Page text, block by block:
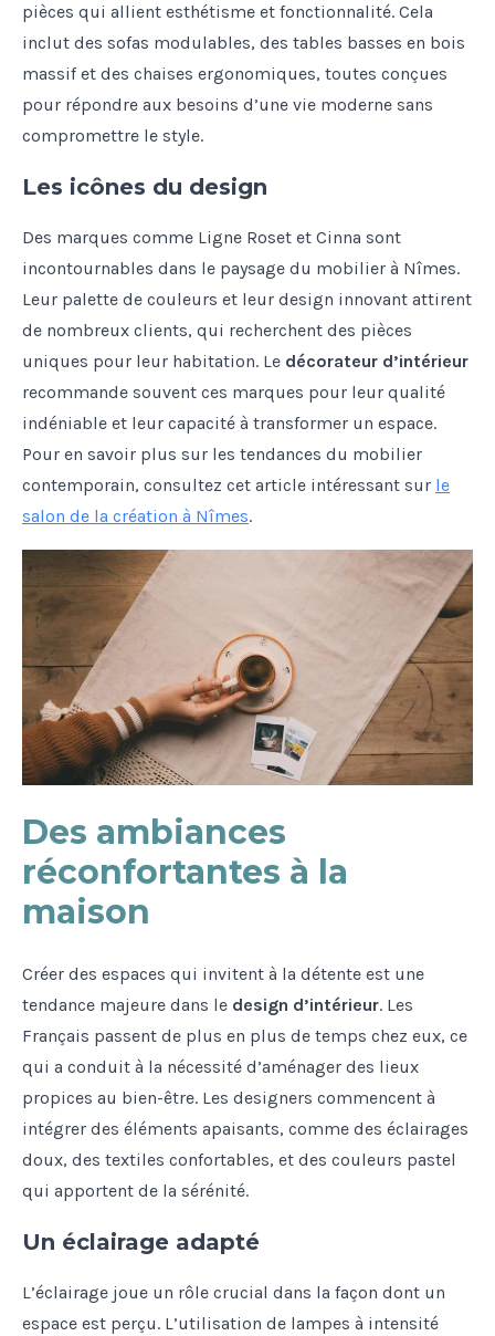
pièces qui allient esthétisme et fonctionnalité. Cela
inclut des sofas modulables, des tables basses en bois
massif et des chaises ergonomiques, toutes conçues
pour répondre aux besoins d’une vie moderne sans
compromettre le style.
Les icônes du design
Des marques comme Ligne Roset et Cinna sont
incontournables dans le paysage du mobilier à Nîmes.
Leur palette de couleurs et leur design innovant attirent
de nombreux clients, qui recherchent des pièces
uniques pour leur habitation. Le décorateur d’intérieur
recommande souvent ces marques pour leur qualité
indéniable et leur capacité à transformer un espace.
Pour en savoir plus sur les tendances du mobilier
contemporain, consultez cet article intéressant sur le
salon de la création à Nîmes.
Des ambiances
réconfortantes à la
maison
Créer des espaces qui invitent à la détente est une
tendance majeure dans le design d’intérieur. Les
Français passent de plus en plus de temps chez eux, ce
qui a conduit à la nécessité d’aménager des lieux
propices au bien-être. Les designers commencent à
intégrer des éléments apaisants, comme des éclairages
doux, des textiles confortables, et des couleurs pastel
qui apportent de la sérénité.
Un éclairage adapté
L’éclairage joue un rôle crucial dans la façon dont un
espace est perçu. L’utilisation de lampes à intensité